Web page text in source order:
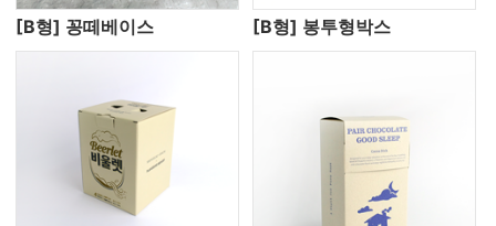
[B형] 꽁떼베이스 [B형] 봉투형박스